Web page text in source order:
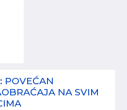
POVEĆAN
NA SVIM